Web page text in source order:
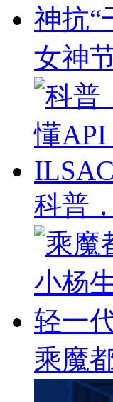
女神
科普
乘魔